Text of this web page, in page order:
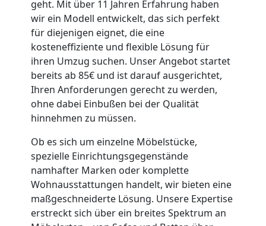
geht. Mit über 11 Jahren Erfahrung haben
wir ein Modell entwickelt, das sich perfekt
für diejenigen eignet, die eine
kosteneffiziente und flexible Lösung für
ihren Umzug suchen. Unser Angebot startet
bereits ab 85€ und ist darauf ausgerichtet,
Ihren Anforderungen gerecht zu werden,
ohne dabei Einbußen bei der Qualität
hinnehmen zu müssen.
Ob es sich um einzelne Möbelstücke,
spezielle Einrichtungsgegenstände
namhafter Marken oder komplette
Wohnausstattungen handelt, wir bieten eine
maßgeschneiderte Lösung. Unsere Expertise
erstreckt sich über ein breites Spektrum an
Leonding
Möbeltaxi
Leonding
Kleintransport
Leonding